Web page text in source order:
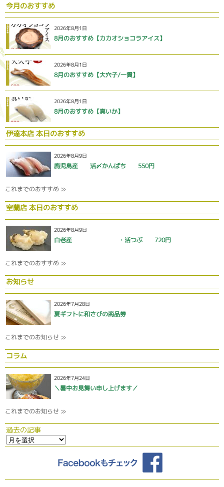
今月のおすすめ
2026年8月1日
8月のおすすめ【カカオショコラアイス】
2026年8月1日
8月のおすすめ【大穴子/一貫】
2026年8月1日
8月のおすすめ【真いか】
伊達本店 本日のおすすめ
2026年8月9日
鹿児島産 活〆かんぱち 550円
これまでのおすすめ ≫
室蘭店 本日のおすすめ
2026年8月9日
白老産 ・活つぶ 720円
これまでのおすすめ ≫
お知らせ
2026年7月28日
夏ギフトに和さびの商品券
これまでのお知らせ ≫
コラム
2026年7月24日
＼暑中お見舞い申し上げます／
これまでのお知らせ ≫
過去の記事